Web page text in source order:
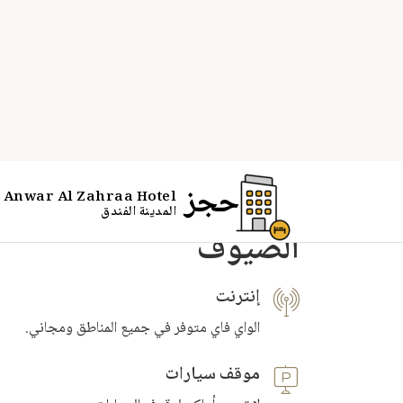
السياسات
سياسات الفندق
الضيوف
إنترنت
الواي فاي متوفر في جميع المناطق ومجاني.
موقف سيارات